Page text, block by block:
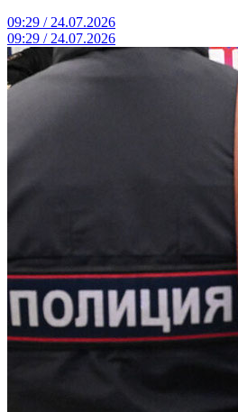
09:29 / 24.07.2026
09:29 / 24.07.2026